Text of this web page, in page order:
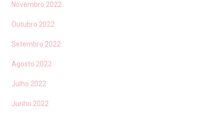
Novembro 2022
Outubro 2022
Setembro 2022
Agosto 2022
Julho 2022
Junho 2022